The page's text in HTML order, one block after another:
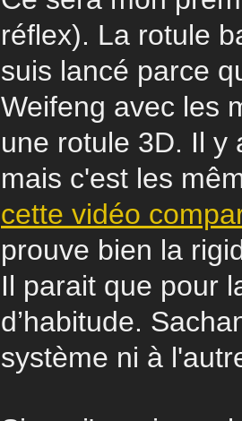
réflex). La rotule
suis lancé parce
Weifeng avec les
une rotule 3D. Il y
mais c'est les
cette vidéo
prouve bien la
Il parait que pour
d’habitude.
système ni à